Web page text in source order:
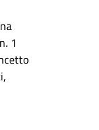
1